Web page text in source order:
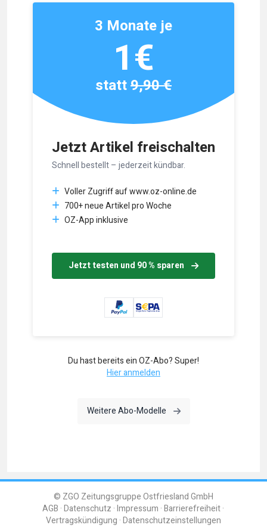
Jetzt Artikel freischalten
Schnell bestellt – jederzeit kündbar.
Voller Zugriff auf www.oz-online.de
700+ neue Artikel pro Woche
OZ-App inklusive
Jetzt testen und 90 % sparen
3 Monate je
1€
statt9,90 €
Du hast bereits ein OZ-Abo? Super!
Hier anmelden
Weitere Abo-Modelle
© ZGO Zeitungsgruppe Ostfriesland GmbH
AGB Datenschutz Impressum Barrierefreiheit
Vertragskündigung Datenschutzeinstellungen